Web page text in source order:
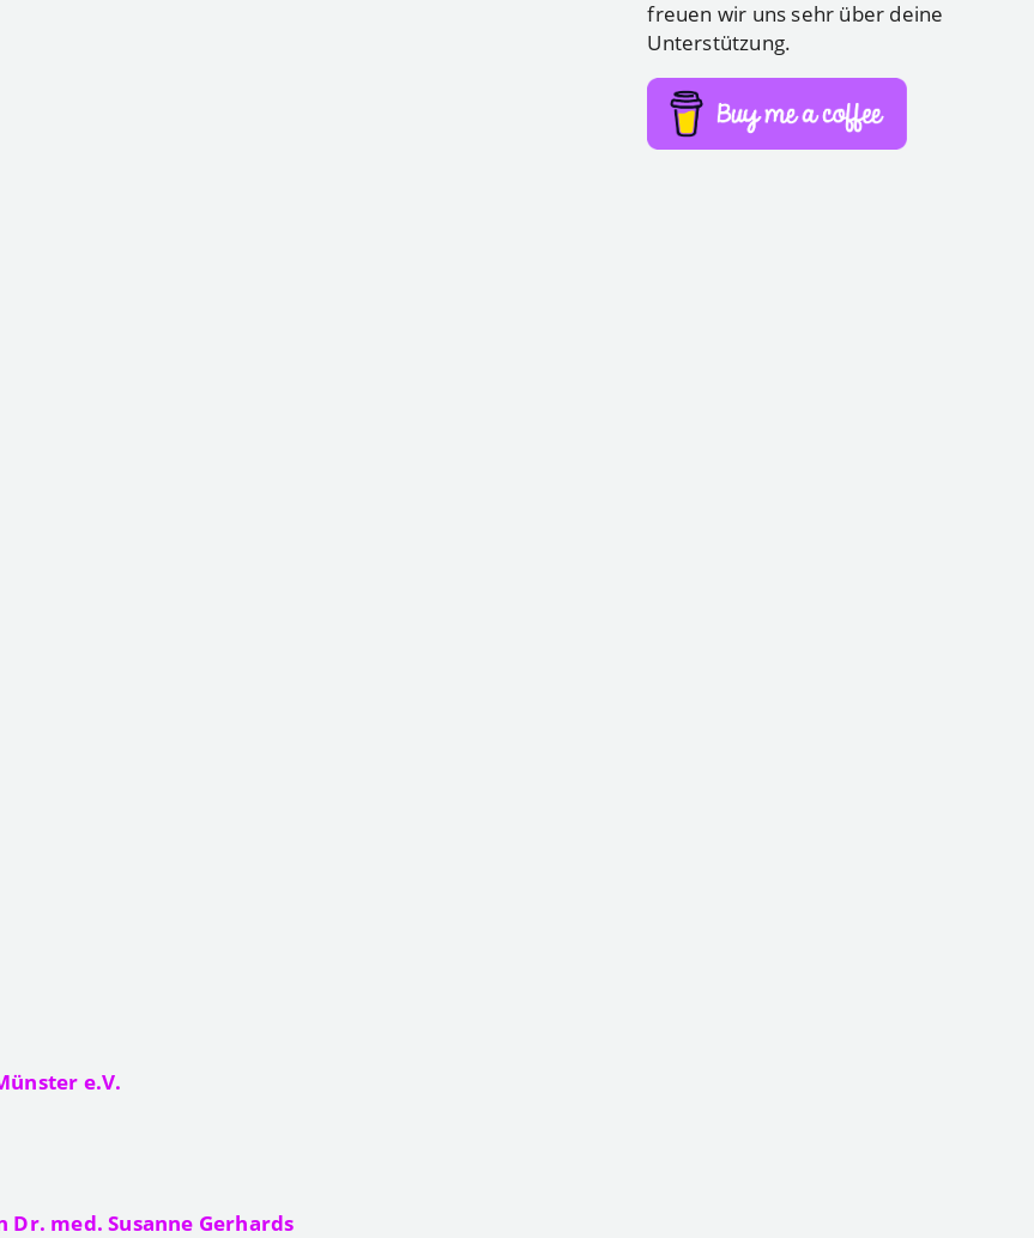
e.V.
med. Susanne Gerhards
freuen wir uns sehr über deine
Unterstützung.